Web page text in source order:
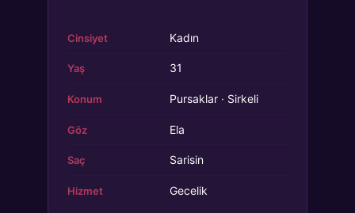
Cinsiyet Kadın
Yaş 31
Konum Pursaklar · Sirkeli
Göz Ela
Saç Sarisin
Hizmet Gecelik